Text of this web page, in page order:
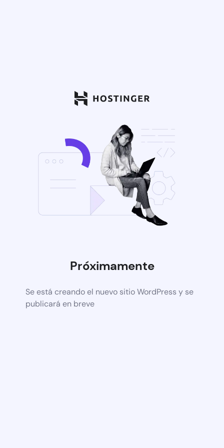
Próximamente
Se está creando el nuevo sitio WordPress y se
publicará en breve